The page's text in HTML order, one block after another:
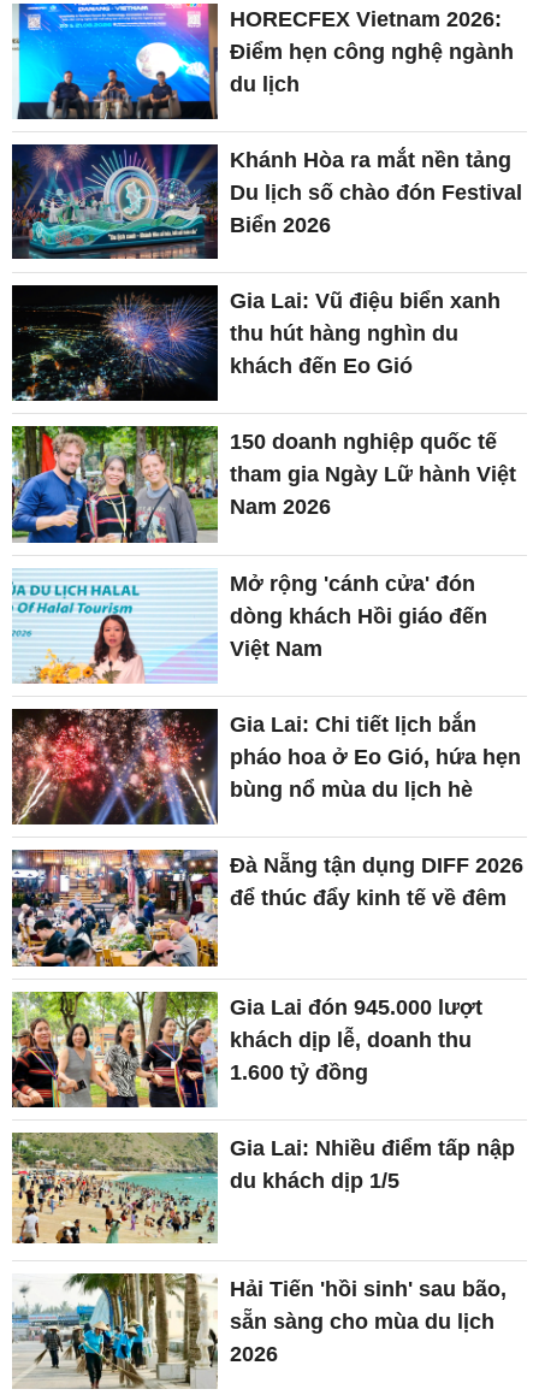
HORECFEX Vietnam 2026:
Điểm hẹn công nghệ ngành
du lịch
Khánh Hòa ra mắt nền tảng
Du lịch số chào đón Festival
Biển 2026
Gia Lai: Vũ điệu biển xanh
thu hút hàng nghìn du
khách đến Eo Gió
150 doanh nghiệp quốc tế
tham gia Ngày Lữ hành Việt
Nam 2026
Mở rộng 'cánh cửa' đón
dòng khách Hồi giáo đến
Việt Nam
Gia Lai: Chi tiết lịch bắn
pháo hoa ở Eo Gió, hứa hẹn
bùng nổ mùa du lịch hè
Đà Nẵng tận dụng DIFF 2026
để thúc đẩy kinh tế về đêm
Gia Lai đón 945.000 lượt
khách dịp lễ, doanh thu
1.600 tỷ đồng
Gia Lai: Nhiều điểm tấp nập
du khách dịp 1/5
Hải Tiến 'hồi sinh' sau bão,
sẵn sàng cho mùa du lịch
2026